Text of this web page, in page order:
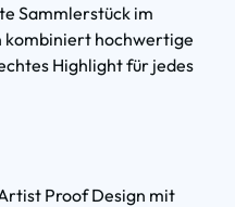
Sammlerstück im
kombiniert hochwertige
Highlight für jedes
Proof Design mit